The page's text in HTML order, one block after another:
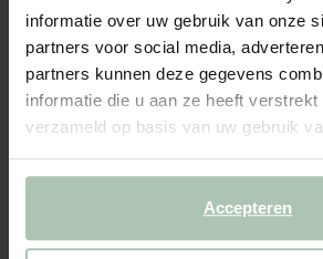
informatie over uw gebruik van onze
partners voor social media,
partners kunnen deze gegevens
informatie die u aan ze heeft verstrekt
verzameld op basis van uw gebruik
Accepteren
1 Model
2 Stof
: